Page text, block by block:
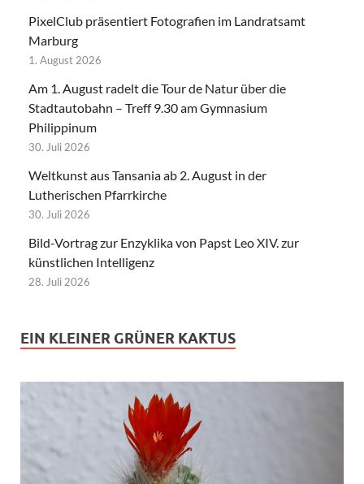
PixelClub präsentiert Fotografien im Landratsamt
Marburg
1. August 2026
Am 1. August radelt die Tour de Natur über die
Stadtautobahn – Treff 9.30 am Gymnasium
Philippinum
30. Juli 2026
Weltkunst aus Tansania ab 2. August in der
Lutherischen Pfarrkirche
30. Juli 2026
Bild-Vortrag zur Enzyklika von Papst Leo XIV. zur
künstlichen Intelligenz
28. Juli 2026
EIN KLEINER GRÜNER KAKTUS